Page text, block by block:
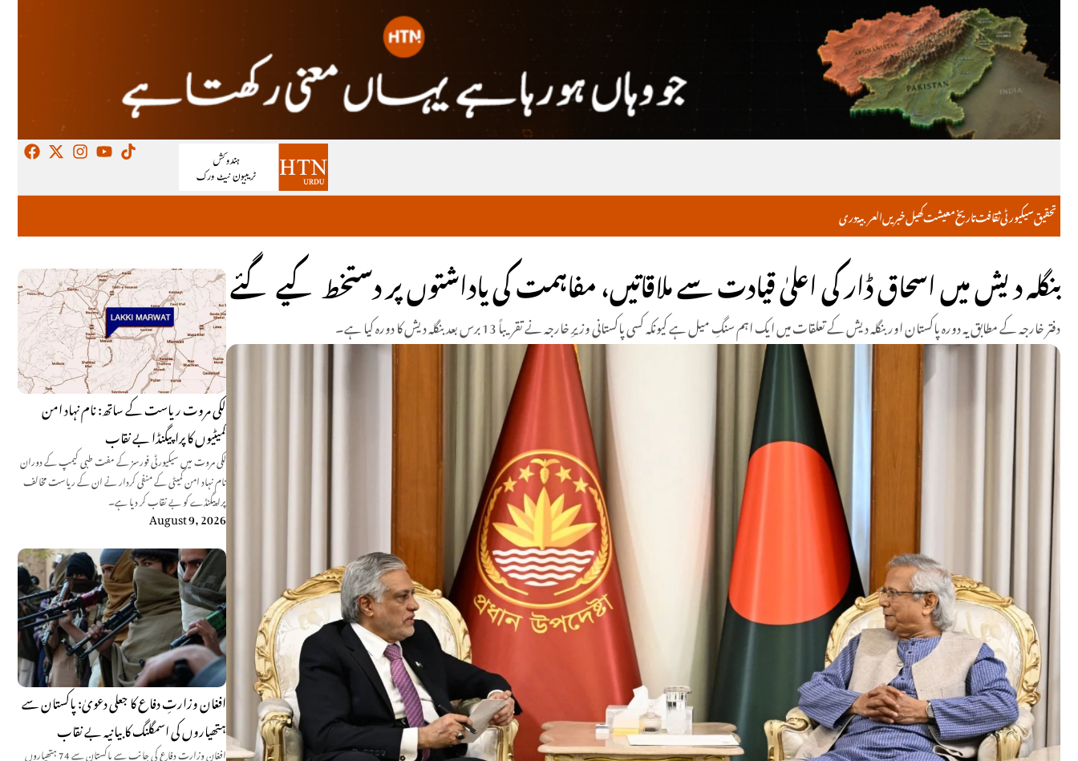
خبریںکھیلمعیشتتاریخثقافتسیکیورٹیتحقیق دریالعربية
لکی مروت ریاست کے ساتھ: نام نہاد امن
کمیٹیوں کا پراپیگنڈا بے نقاب
لکی مروت میں سیکیورٹی فورسز کے مفت طبی کیمپ کے دوران
نام نہاد امن کمیٹی کے منفی کردار نے ان کے ریاست مخالف
پراپیگنڈے کو بے نقاب کر دیا ہے۔
August 9, 2026
افغان وزارتِ دفاع کا جعلی دعویٰ: پاکستان سے
ہتھیاروں کی اسمگلنگ کا بیانیہ بے نقاب
افغان وزارتِ دفاع کی جانب سے پاکستان سے 74 ہتھیاروں
بنگلہ دیش میں اسحاق ڈار کی اعلیٰ قیادت سے ملاقاتیں، مفاہمت کی یاداشتوں پر دستخط کیے گئے
دفتر خارجہ کے مطابق یہ دورہ پاکستان اور بنگلہ دیش کے تعلقات میں ایک اہم سنگِ میل ہے کیونکہ کسی پاکستانی وزیرِ خارجہ نے تقریباً 13 برس بعد بنگلہ دیش کا دورہ کیا ہے۔